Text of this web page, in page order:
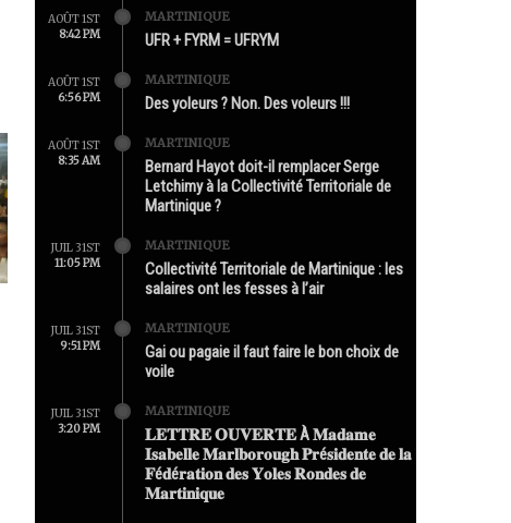
AOÛT 1ST
8:42 PM
MARTINIQUE
UFR + FYRM = UFRYM
AOÛT 1ST
6:56 PM
MARTINIQUE
Des yoleurs ? Non. Des voleurs !!!
AOÛT 1ST
8:35 AM
MARTINIQUE
Bernard Hayot doit-il remplacer Serge
Letchimy à la Collectivité Territoriale de
Martinique ?
JUIL 31ST
11:05 PM
MARTINIQUE
Collectivité Territoriale de Martinique : les
salaires ont les fesses à l’air
JUIL 31ST
9:51 PM
MARTINIQUE
Gai ou pagaie il faut faire le bon choix de
voile
JUIL 31ST
3:20 PM
MARTINIQUE
𝐋𝐄𝐓𝐓𝐑𝐄 𝐎𝐔𝐕𝐄𝐑𝐓𝐄 À 𝐌𝐚𝐝𝐚𝐦𝐞
𝐈𝐬𝐚𝐛𝐞𝐥𝐥𝐞 𝐌𝐚𝐫𝐥𝐛𝐨𝐫𝐨𝐮𝐠𝐡 𝐏𝐫é𝐬𝐢𝐝𝐞𝐧𝐭𝐞 𝐝𝐞 𝐥𝐚
𝐅é𝐝é𝐫𝐚𝐭𝐢𝐨𝐧 𝐝𝐞𝐬 𝐘𝐨𝐥𝐞𝐬 𝐑𝐨𝐧𝐝𝐞𝐬 𝐝𝐞
𝐌𝐚𝐫𝐭𝐢𝐧𝐢𝐪𝐮𝐞